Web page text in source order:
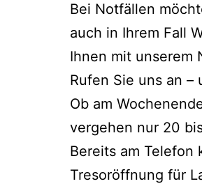
Bei Notfällen
auch in Ihrem Fall
Ihnen mit unserem
Rufen Sie uns an
Ob am
vergehen nur 20
Bereits am Telefon
Tresoröffnung für